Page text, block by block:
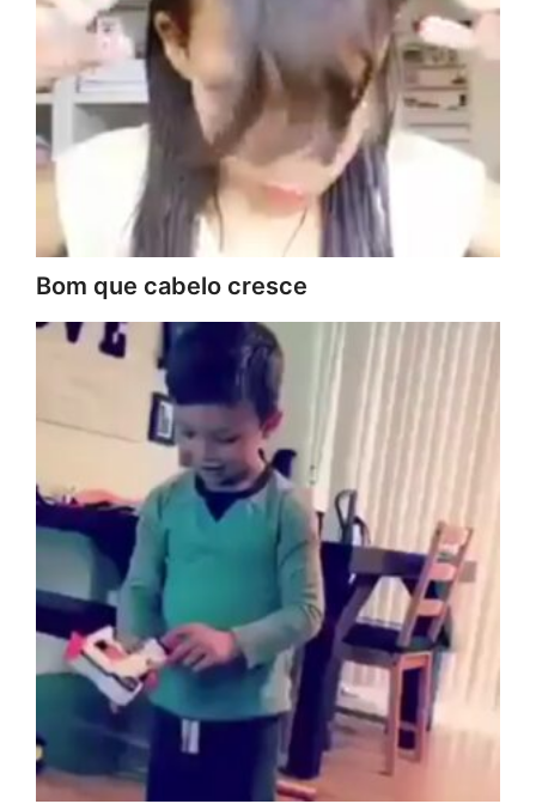
Bom que cabelo cresce